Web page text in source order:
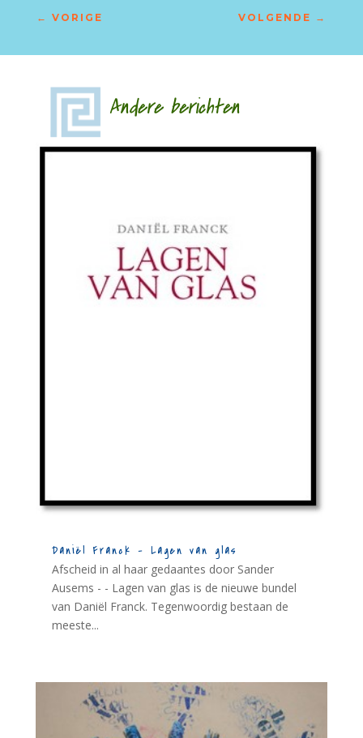
← VORIGE VOLGENDE →
Andere berichten
Daniël Franck – Lagen van glas
Afscheid in al haar gedaantes door Sander
Ausems - - Lagen van glas is de nieuwe bundel
van Daniël Franck. Tegenwoordig bestaan de
meeste...